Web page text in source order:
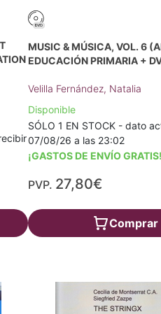
MUSIC & MÚSICA, VOL. 6
EDUCACIÓN PRIMARIA +
Velilla Fernández, Natalia
Disponible
SÓLO 1 EN STOCK - dato
07/08/26 a las 23:02
¡GASTOS DE ENVÍO GRATIS!
PVP. 27,80€
Comprar